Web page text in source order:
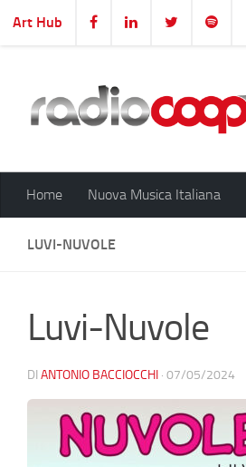
Salta al contenuto
Art Hub
Home Nuova Musica Italiana
LUVI-NUVOLE
Luvi-Nuvole
DI ANTONIO BACCIOCCHI · 07/05/2024